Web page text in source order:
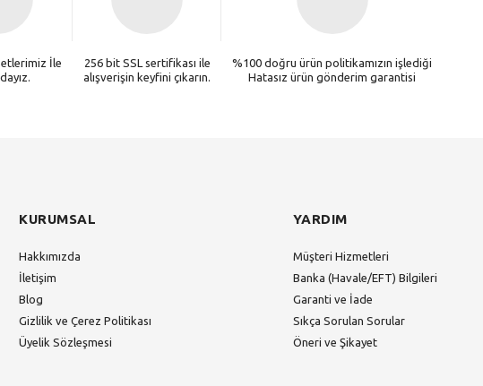
İle
256 bit SSL sertifikası ile
alışverişin keyfini çıkarın.
%100 doğru ürün politikamızın işlediği
Hatasız ürün gönderim garantisi
KURUMSAL
Hakkımızda
İletişim
Blog
Gizlilik ve Çerez Politikası
Üyelik Sözleşmesi
YARDIM
Müşteri Hizmetleri
Banka (Havale/EFT) Bilgileri
Garanti ve İade
Sıkça Sorulan Sorular
Öneri ve Şikayet